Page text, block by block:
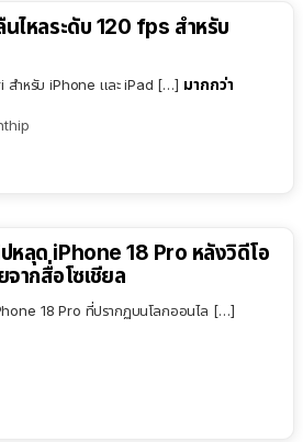
ไหลระดับ 120 fps สำหรับ
สำหรับ iPhone และ iPad […] มากกว่า
หลุด iPhone 18 Pro หลังวิดีโอ
ากสื่อโซเชียล
18 Pro ที่ปรากฏบนโลกออนไล […]